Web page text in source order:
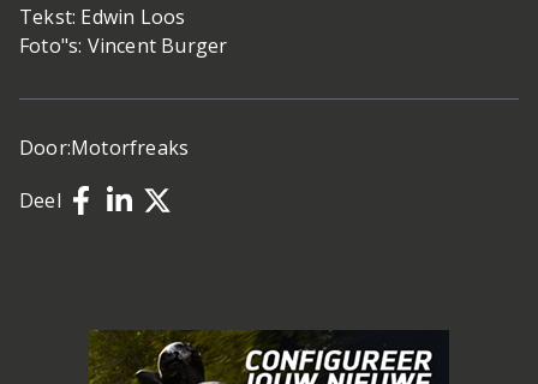
Tekst: Edwin Loos
Foto"s: Vincent Burger
Door:Motorfreaks
Deel